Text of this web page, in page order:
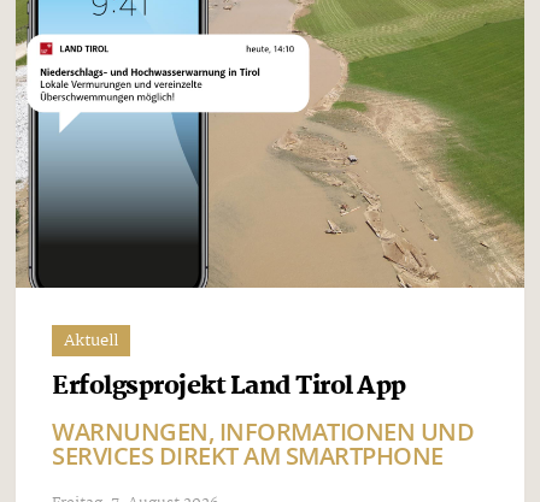
Aktuell
Erfolgsprojekt Land Tirol App
WARNUNGEN, INFORMATIONEN UND
SERVICES DIREKT AM SMARTPHONE